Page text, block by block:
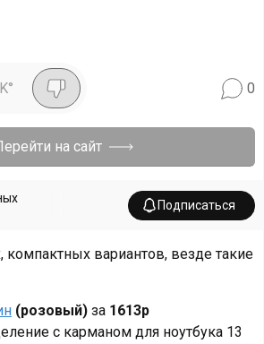
° 0
на сайт
Подписаться
компактных вариантов, везде такие
(розовый) за 1613р
с карманом для ноутбука 13